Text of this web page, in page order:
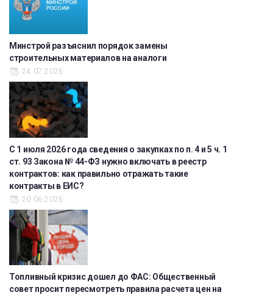
Минстрой разъяснил порядок замены
строительных материалов на аналоги
24.07.2026
С 1 июля 2026 года сведения о закупках по п. 4 и 5 ч. 1
ст. 93 Закона № 44-ФЗ нужно включать в реестр
контрактов: как правильно отражать такие
контракты в ЕИС?
20.06.2026
Топливный кризис дошел до ФАС: Общественный
совет просит пересмотреть правила расчета цен на